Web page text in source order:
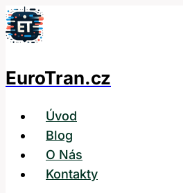
Přeskočit
na
EuroTran.cz
Úvod
Blog
O Nás
Kontakty